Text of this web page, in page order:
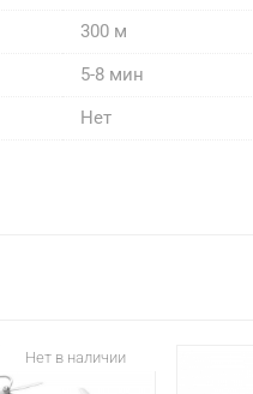
300 м
5-8 мин
Нет
Нет в наличии